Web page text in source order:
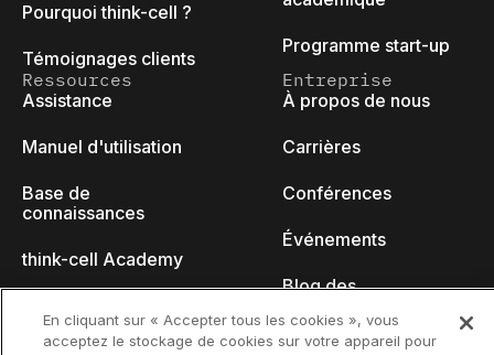
Pourquoi think-cell ?
Témoignages clients
Programme start-up
Ressources
Assistance
Manuel d'utilisation
Base de
connaissances
think-cell Academy
Entreprise
À propos de nous
Carrières
Conférences
Événements
Blog des
En cliquant sur « Accepter tous les cookies », vous
acceptez le stockage de cookies sur votre appareil pour